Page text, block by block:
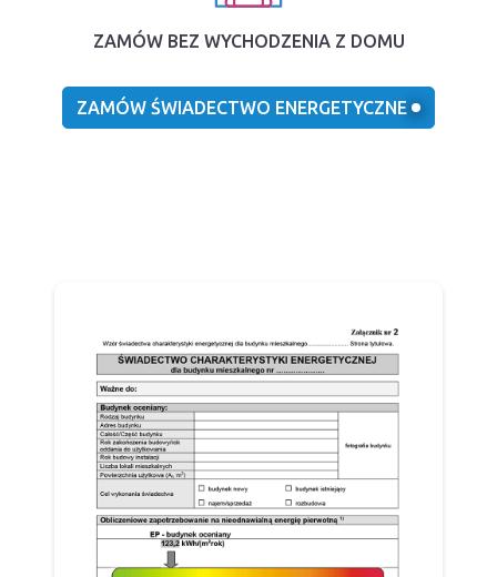
ZAMÓW BEZ WYCHODZENIA Z DOMU
ZAMÓW ŚWIADECTWO ENERGETYCZNE